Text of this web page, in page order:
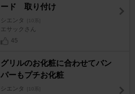
ード 取り付け
シエンタ
エサックさん
45
グリルのお化粧に合わせてバン
パーもプチお化粧
シエンタ [10系]